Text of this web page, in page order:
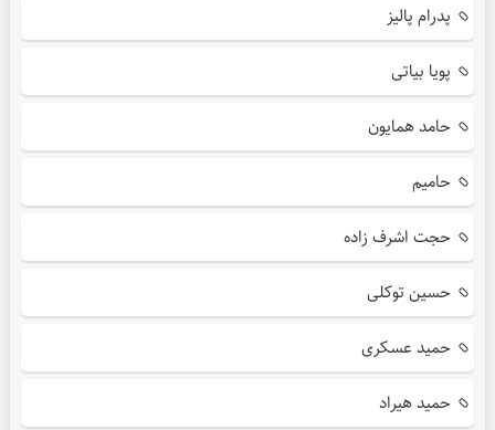
پدرام پالیز
پویا بیاتی
حامد همایون
حامیم
حجت اشرف زاده
حسین توکلی
حمید عسکری
حمید هیراد